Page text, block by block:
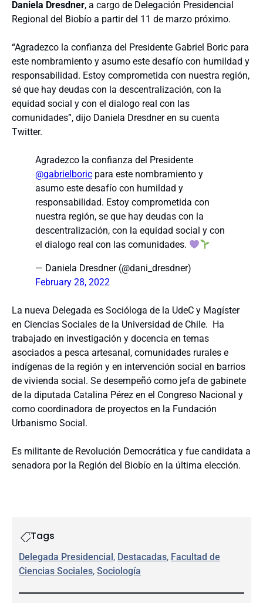
Daniela Dresdner, a cargo de Delegación Presidencial
Regional del Biobío a partir del 11 de marzo próximo.
“Agradezco la confianza del Presidente Gabriel Boric para
este nombramiento y asumo este desafío con humildad y
responsabilidad. Estoy comprometida con nuestra región,
sé que hay deudas con la descentralización, con la
equidad social y con el dialogo real con las
comunidades”, dijo Daniela Dresdner en su cuenta
Twitter.
Agradezco la confianza del Presidente
@gabrielboric para este nombramiento y
asumo este desafío con humildad y
responsabilidad. Estoy comprometida con
nuestra región, se que hay deudas con la
descentralización, con la equidad social y con
el dialogo real con las comunidades.
— Daniela Dresdner (@dani_dresdner)
February 28, 2022
La nueva Delegada es Socióloga de la UdeC y Magíster
en Ciencias Sociales de la Universidad de Chile. Ha
trabajado en investigación y docencia en temas
asociados a pesca artesanal, comunidades rurales e
indígenas de la región y en intervención social en barrios
de vivienda social. Se desempeñó como jefa de gabinete
de la diputada Catalina Pérez en el Congreso Nacional y
como coordinadora de proyectos en la Fundación
Urbanismo Social.
Es militante de Revolución Democrática y fue candidata a
senadora por la Región del Biobío en la última elección.
Tags
Delegada Presidencial, Destacadas, Facultad de
Ciencias Sociales, Sociología